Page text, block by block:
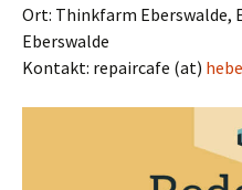
Ort: Thinkfarm Eberswalde,
Eberswalde
Kontakt: repaircafe (at)